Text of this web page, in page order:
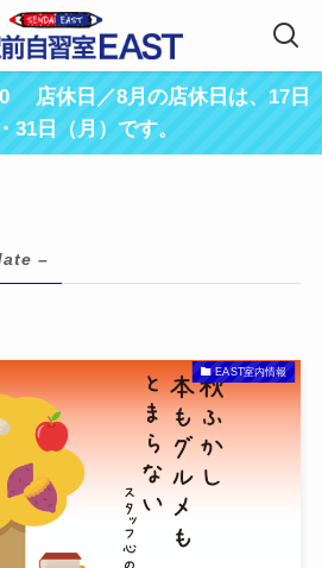
店休日／8月の店休日は、17日
31日（月）です。
–
EAST室内情報